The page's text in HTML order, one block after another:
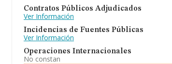
Contratos Públicos Adjudicados
Ver Información
Incidencias de Fuentes Públicas
Ver Información
Operaciones Internacionales
No constan